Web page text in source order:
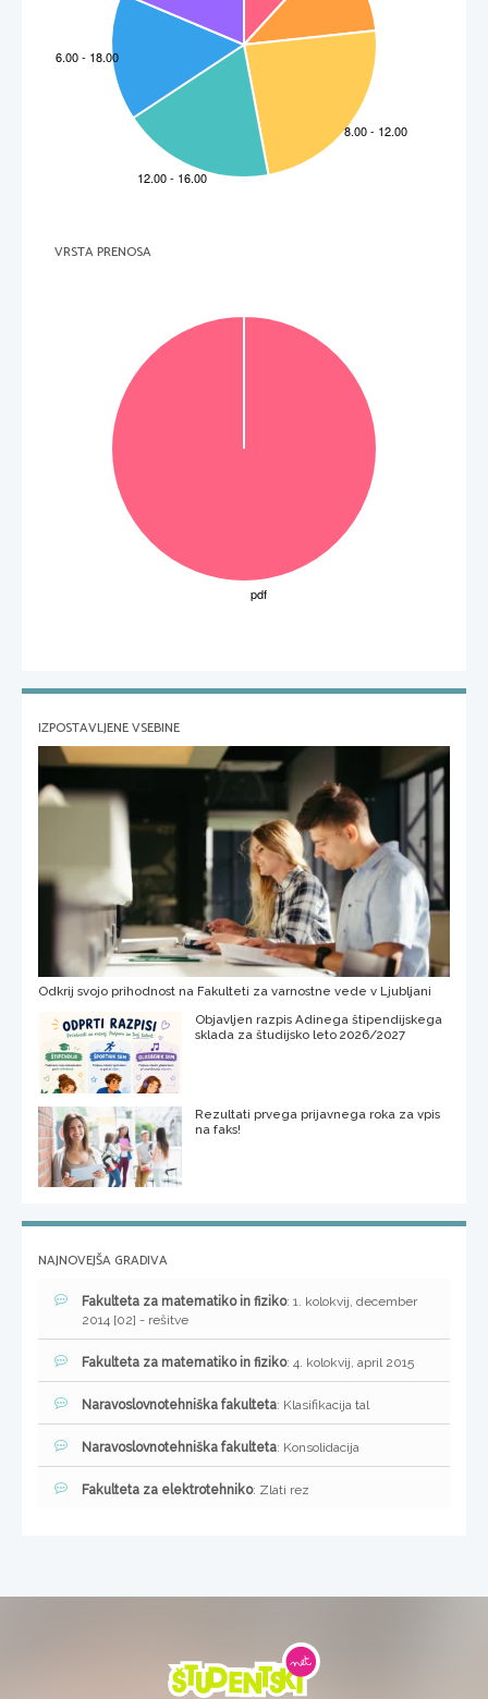
VRSTA PRENOSA
IZPOSTAVLJENE VSEBINE
Odkrij svojo prihodnost na Fakulteti za varnostne vede v Ljubljani
Objavljen razpis Adinega štipendijskega
sklada za študijsko leto 2026/2027
Rezultati prvega prijavnega roka za vpis
na faks!
NAJNOVEJŠA GRADIVA
Fakulteta za matematiko in fiziko: 1. kolokvij, december
2014 [02] - rešitve
Fakulteta za matematiko in fiziko: 4. kolokvij, april 2015
Naravoslovnotehniška fakulteta: Klasifikacija tal
Naravoslovnotehniška fakulteta: Konsolidacija
Fakulteta za elektrotehniko: Zlati rez